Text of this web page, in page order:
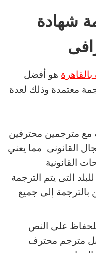
شهادة
هو أفضل
معتمدة وذلك لعدة
مع مترجمين محترفين
القانونى مما يعني
القانونية
التى يتم الترجمة
بالترجمة إلى جميع
على النص
مترجم محترف